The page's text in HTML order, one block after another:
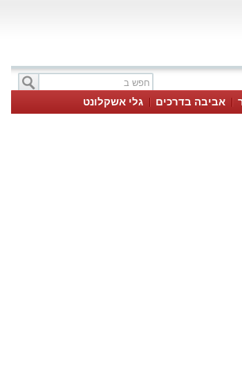
אביבה בדרכים גלי אשקלונט